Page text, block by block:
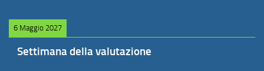
6 Maggio 2027
Settimana della valutazione